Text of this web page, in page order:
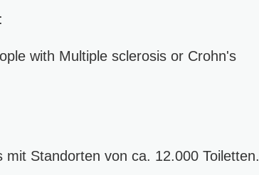
with Multiple sclerosis or Crohn's
Standorten von ca. 12.000 Toiletten.